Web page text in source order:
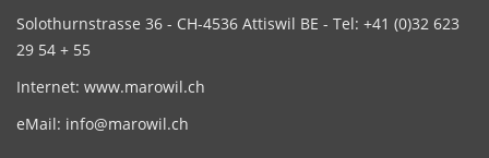
Solothurnstrasse 36 - CH-4536 Attiswil BE - Tel: +41 (0)32 623
29 54 + 55
Internet: www.marowil.ch
eMail: info@marowil.ch